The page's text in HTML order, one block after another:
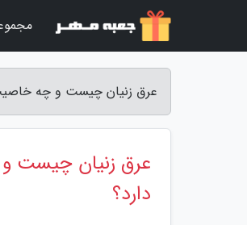
عرق زنیان چیست و چه
عرق زنیان چیست
دارد؟